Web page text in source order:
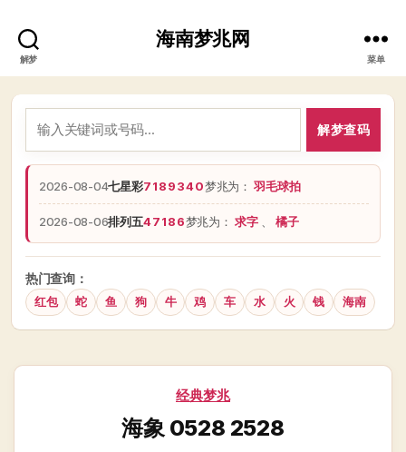
解梦
海南梦兆网
菜单
解梦查码
2026-08-04七星彩7189340梦兆为：羽毛球拍
2026-08-06排列五47186梦兆为：求字 橘子
热门查询：
红包 蛇 鱼 狗 牛 鸡 车 水 火 钱 海南
分
经典梦兆
海象 0528 2528